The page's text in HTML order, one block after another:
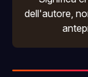
dell'autore,